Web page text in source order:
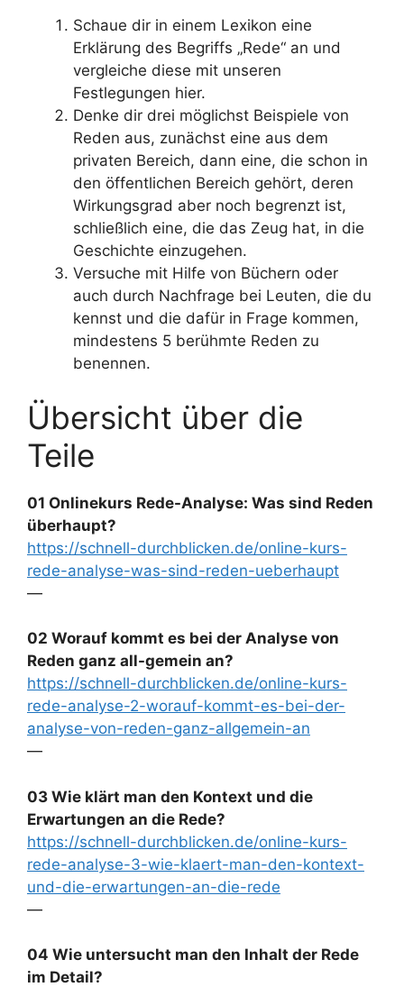
Schaue dir in einem Lexikon eine
Erklärung des Begriffs „Rede“ an und
vergleiche diese mit unseren
Festlegungen hier.
Denke dir drei möglichst Beispiele von
Reden aus, zunächst eine aus dem
privaten Bereich, dann eine, die schon in
den öffentlichen Bereich gehört, deren
Wirkungsgrad aber noch begrenzt ist,
schließlich eine, die das Zeug hat, in die
Geschichte einzugehen.
Versuche mit Hilfe von Büchern oder
auch durch Nachfrage bei Leuten, die du
kennst und die dafür in Frage kommen,
mindestens 5 berühmte Reden zu
benennen.
Übersicht über die
Teile
01 Onlinekurs Rede-Analyse: Was sind Reden
überhaupt?
https://schnell-durchblicken.de/online-kurs-
rede-analyse-was-sind-reden-ueberhaupt
—
02 Worauf kommt es bei der Analyse von
Reden ganz all-gemein an?
https://schnell-durchblicken.de/online-kurs-
rede-analyse-2-worauf-kommt-es-bei-der-
analyse-von-reden-ganz-allgemein-an
—
03 Wie klärt man den Kontext und die
Erwartungen an die Rede?
https://schnell-durchblicken.de/online-kurs-
rede-analyse-3-wie-klaert-man-den-kontext-
und-die-erwartungen-an-die-rede
—
04 Wie untersucht man den Inhalt der Rede
im Detail?